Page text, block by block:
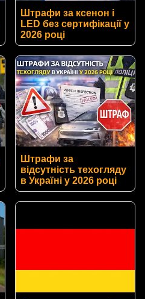
Штрафи за ксенон і
LED без сертифікації у
2026 році
Штрафи за
відсутність техогляду
в Україні у 2026 році